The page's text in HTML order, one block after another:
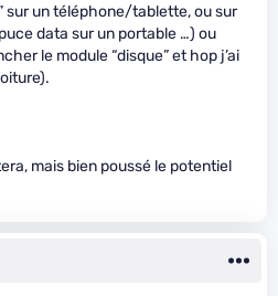
sur un téléphone/tablette, ou sur
data sur un portable …) ou
le module “disque” et hop j’ai
mais bien poussé le potentiel